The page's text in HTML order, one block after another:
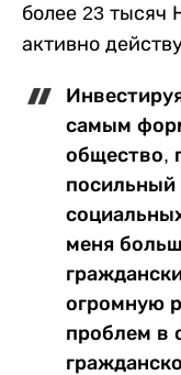
более 23
активно
самым
общество,
посильный
меня
огромную
проблем в